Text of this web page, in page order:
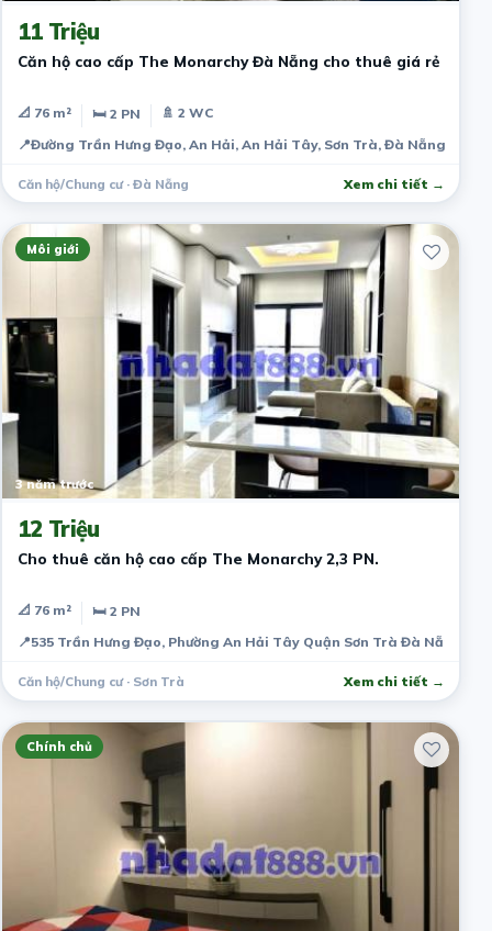
11 Triệu
Căn hộ cao cấp The Monarchy Đà Nẵng cho thuê giá rẻ
📐 76 m² 🛏 2 PN
🚿 2 WC
📍Đường Trần Hưng Đạo, An Hải, An Hải Tây, Sơn Trà, Đà Nẵng, Việt
Căn hộ/Chung cư · Đà Nẵng Xem chi tiết →
Môi giới
3 năm trước
12 Triệu
Cho thuê căn hộ cao cấp The Monarchy 2,3 PN.
📐 76 m²
🛏 2 PN
📍535 Trần Hưng Đạo, Phường An Hải Tây Quận Sơn Trà Đà Nẵng
Căn hộ/Chung cư · Sơn Trà Xem chi tiết →
Chính chủ